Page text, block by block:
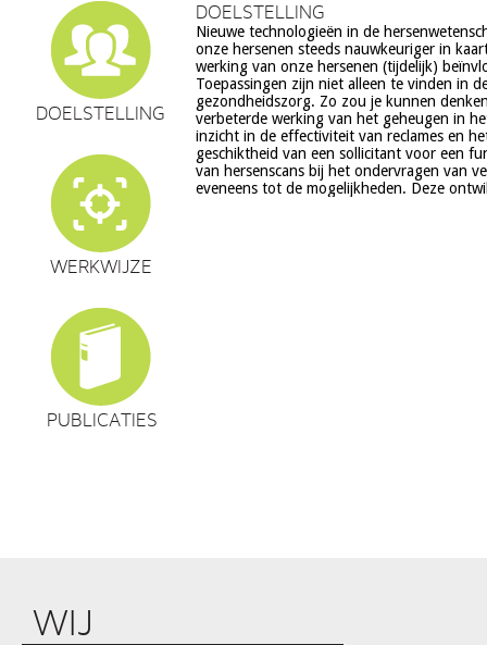
DOELSTELLING
WERKWIJZE
PUBLICATIES
DOELSTELLING
Nieuwe technologieën in de
onze hersenen steeds nauwkeuriger in
werking van onze hersenen (tijdelijk)
Toepassingen zijn niet alleen te vinden in
gezondheidszorg. Zo zou je kunnen
verbeterde werking van het geheugen in
inzicht in de effectiviteit van reclames en
geschiktheid van een sollicitant voor een
van hersenscans bij het ondervragen van
eveneens tot de mogelijkheden. Deze
echter ook veel vragen op, onder meer op
ethiek (recht op privacy, gelijkheid,
volksgezondheid (veiligheid) en veranderingen in ons
en waarden stelsel. De beoogde commerciële toepassing
een aantal van deze technologieën is een extra
zorg. Het doel van dit project is om een
verantwoorde ontwikkeling van
hersenwetenschappen te realiseren,
WIJ